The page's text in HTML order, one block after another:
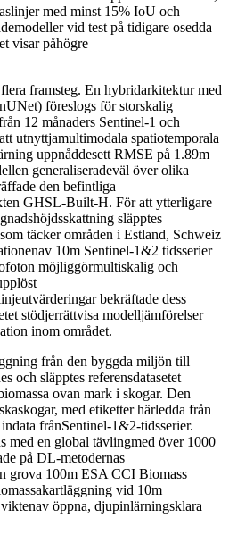
med minst 15% IoU och
vid test på tidigare osedda
visar påhögre
framsteg. En hybridarkitektur med
föreslogs för storskalig
12 månaders Sentinel-1 och
utnyttjamultimodala spatiotemporala
uppnåddesett RMSE på 1.89m
generaliseradeväl över olika
den befintliga
GHSL-Built-H. För att ytterligare
släpptes
täcker områden i Estland, Schweiz
10m Sentinel-1&2 tidsserier
möjliggörmultiskalig och
bekräftade dess
stödjerrättvisa modelljämförelser
inom området.
från den byggda miljön till
och släpptes referensdatasetet
ovan mark i skogar. Den
med etiketter härledda från
frånSentinel-1&2-tidsserier.
med en global tävlingmed över 1000
på DL-metodernas
grova 100m ESA CCI Biomass
vid 10m
öppna, djupinlärningsklara